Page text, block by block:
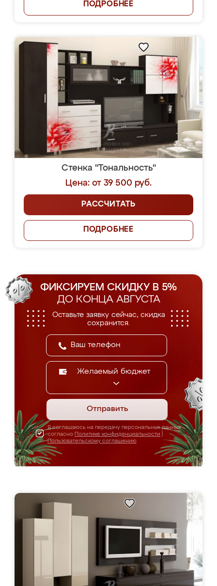
ПОДРОБНЕЕ
Стенка "Тональность"
Цена: от 39 500 руб.
РАССЧИТАТЬ
ПОДРОБНЕЕ
ФИКСИРУЕМ СКИДКУ В 5%
ДО КОНЦА АВГУСТА
Оставьте заявку сейчас, скидка
сохранится.
Желаемый бюджет
Отправить
Я соглашаюсь на передачу персональных данных
согласно Политике конфиденциальности
Пользовательскому соглашению